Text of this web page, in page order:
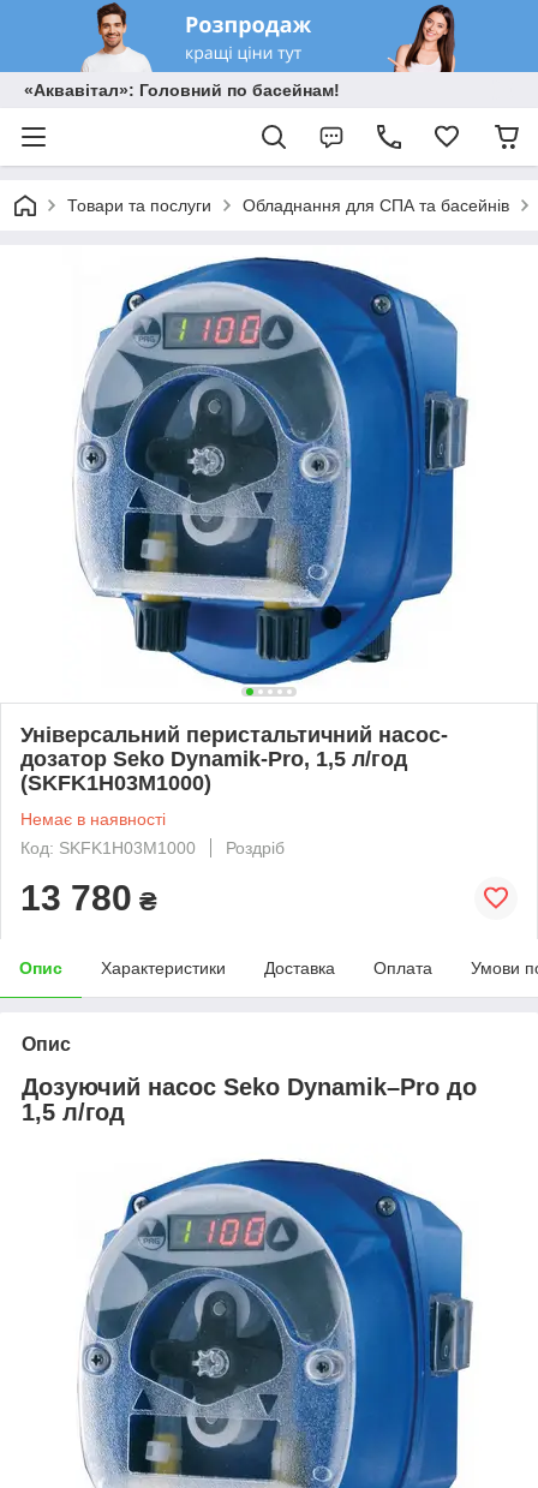
«Аквавітал»: Головний по басейнам!
Товари та послуги Обладнання для СПА та басейнів
Універсальний перистальтичний насос-
дозатор Seko Dynamik-Pro, 1,5 л/год
(SKFK1H03M1000)
Немає в наявності
Код: SKFK1H03M1000
Роздріб
13 780 ₴
Опис Характеристики Доставка Оплата Умови
Опис
Дозуючий насос Seko Dynamik–Pro до
1,5 л/год